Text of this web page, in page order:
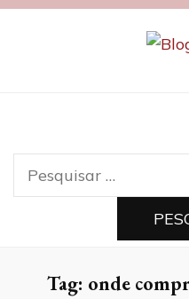
Pesquisar
por:
Tag: onde